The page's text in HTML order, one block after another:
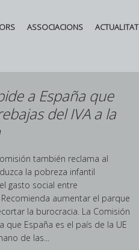
ASSOCIACIONS ACTUALITAT
a España que
del IVA a la
también reclama al
la pobreza infantil
gasto social entre
Recomienda aumentar el parque
la burocracia. La Comisión
que España es el país de la UE
de las...